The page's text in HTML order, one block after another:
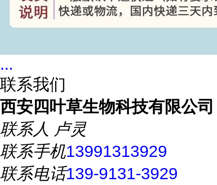
...
联系我们
西安四叶草生物科技有限公司
联系人 卢灵
联系手机13991313929
联系电话139-9131-3929